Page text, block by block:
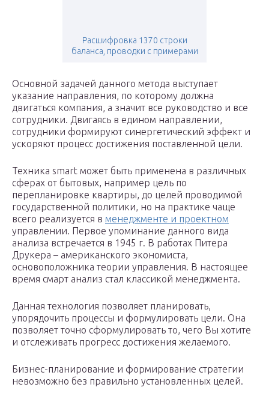
Расшифровка 1370 строки
баланса, проводки с примерами
Основной задачей данного метода выступает
указание направления, по которому должна
двигаться компания, а значит все руководство и все
сотрудники. Двигаясь в едином направлении,
сотрудники формируют синергетический эффект и
ускоряют процесс достижения поставленной цели.
Техника smart может быть применена в различных
сферах от бытовых, например цель по
перепланировке квартиры, до целей проводимой
государственной политики, но на практике чаще
всего реализуется в менеджменте и проектном
управлении. Первое упоминание данного вида
анализа встречается в 1945 г. В работах Питера
Друкера – американского экономиста,
основоположника теории управления. В настоящее
время смарт анализ стал классикой менеджмента.
Данная технология позволяет планировать,
упорядочить процессы и формулировать цели. Она
позволяет точно сформулировать то, чего Вы хотите
и отслеживать прогресс достижения желаемого.
Бизнес-планирование и формирование стратегии
невозможно без правильно установленных целей.